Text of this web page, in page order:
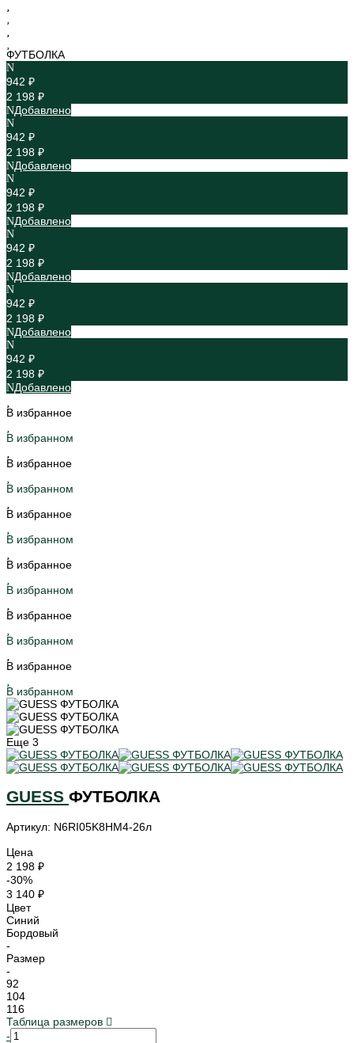
ФУТБОЛКА
942 ₽
2 198 ₽
Добавлено
942 ₽
2 198 ₽
Добавлено
942 ₽
2 198 ₽
Добавлено
942 ₽
2 198 ₽
Добавлено
942 ₽
2 198 ₽
Добавлено
942 ₽
2 198 ₽
Добавлено
В избранное
В избранном
В избранное
В избранном
В избранное
В избранном
В избранное
В избранном
В избранное
В избранном
В избранное
В избранном
Еще 3
GUESS ФУТБОЛКА
Артикул: N6RI05K8HM4-26л
Цена
2 198 ₽
-30%
3 140 ₽
Цвет
Синий
Бордовый
-
Размер
-
92
104
116
Таблица размеров
-